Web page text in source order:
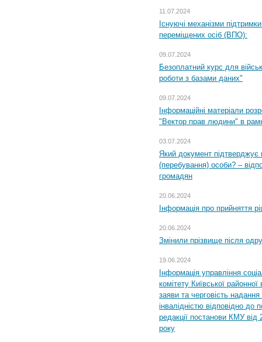
11.07.2024
Існуючі механізми
переміщених осіб (ВПО):
09.07.2024
Безоплатний курс для
роботи з базами даних"
09.07.2024
Інформаційні матеріали
"Вектор прав людини" в
03.07.2024
Який документ підтверджує
(перебування) особи? –
громадян
20.06.2024
Інформація про прийняття
20.06.2024
Змінили прізвище після
19.06.2024
Інформація управління
комітету Київської
заяви та черговість надання
інвалідністю відповідно
редакції постанови КМУ
року